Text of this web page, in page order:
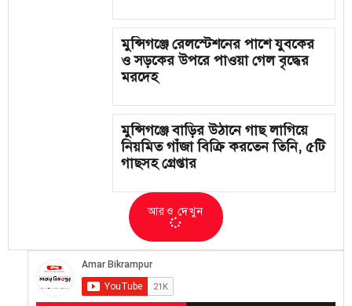
মুন্সিগঞ্জে রেলস্টেশনের পাশে যুবকের
ও সড়কের উপরে পাওয়া গেল বৃদ্ধের
মরদেহ
মুন্সিগঞ্জে বাড়ির উঠানে গাছ লাগিয়ে
নিয়মিত গাঁজা বিক্রি করতেন তিনি, ৫টি
গাছসহ গ্রেপ্তার
আরও দেখুন